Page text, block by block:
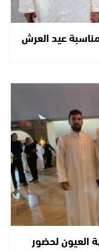
عيد العرش
العيون لحضور